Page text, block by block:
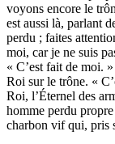
voyons encore le
est aussi là, parlant
perdu ; faites
moi, car je ne suis
« C’est fait de moi.
Roi sur le trône. «
Roi, l’Éternel des
homme perdu
charbon vif qui, pris